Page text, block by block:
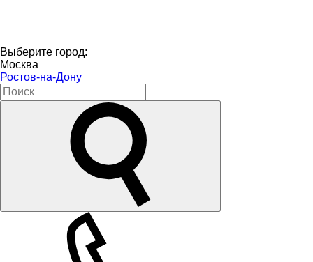
Выберите город:
Москва
Ростов-на-Дону